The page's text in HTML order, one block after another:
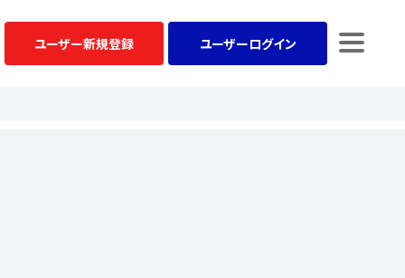
ユーザー新規登録 ユーザーログイン